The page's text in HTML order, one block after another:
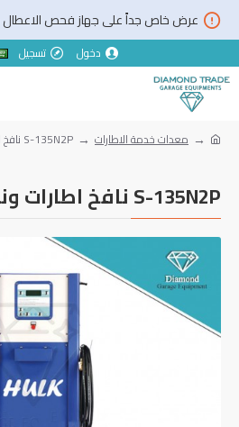
عرض خاص جداً على جهاز فحص الاعطال
دخول تسجيل
معدات خدمة الاطارات S-135N2P نافخ اطارات ونيتروجين
S-135N2P نافخ اطارات ونيتروجين